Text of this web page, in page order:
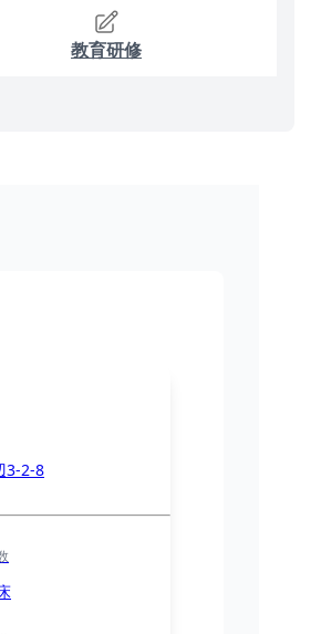
教育研修
3-2-8